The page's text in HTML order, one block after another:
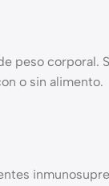
corporal.
o sin alimento.